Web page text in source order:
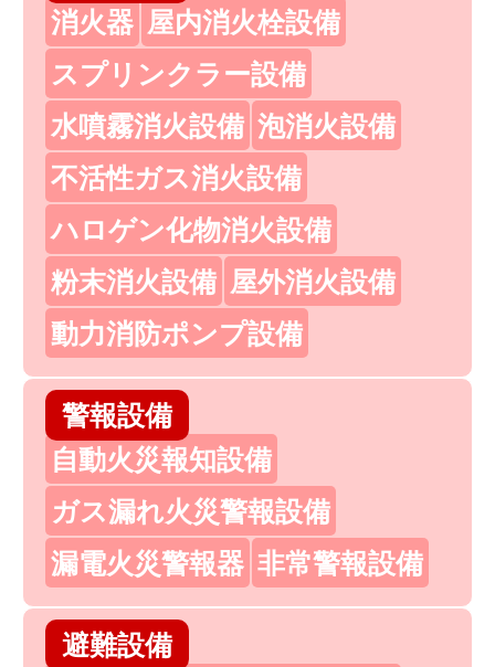
消火器 屋内消火栓設備
スプリンクラー設備
水噴霧消火設備 泡消火設備
不活性ガス消火設備
ハロゲン化物消火設備
粉末消火設備 屋外消火設備
動力消防ポンプ設備
警報設備
自動火災報知設備
ガス漏れ火災警報設備
漏電火災警報器 非常警報設備
避難設備